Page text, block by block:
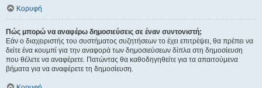
Κορυφή
Πώς μπορώ να αναφέρω δημοσιεύσεις σε έναν συντονιστή;
Εάν ο διαχειριστής του συστήματος συζητήσεων το έχει επιτρέψει, θα πρέπει να
δείτε ένα κουμπί για την αναφορά των δημοσιεύσεων δίπλα στη δημοσίευση
που θέλετε να αναφέρετε. Πατώντας θα καθοδηγηθείτε για τα απαιτούμενα
βήματα για να αναφέρετε τη δημοσίευση.